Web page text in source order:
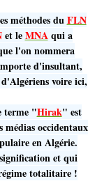
méthodes duFLN
et leMNAqui a
l'on nommera
d'insultant,
voire ici,
terme "Hirak" est
occidentaux
en Algérie.
et qui
totalitaire !